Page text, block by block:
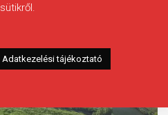
Adatkezelési tájékoztató